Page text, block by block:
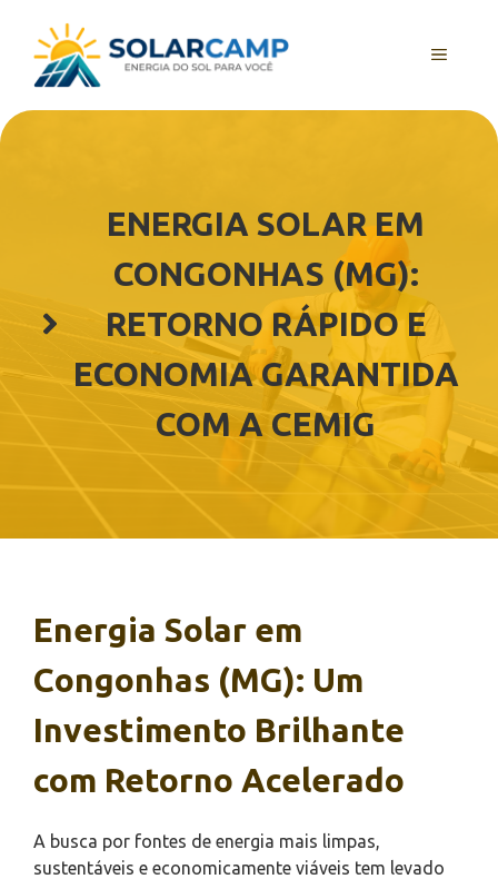
conteúdo
MENU
ENERGIA SOLAR EM
CONGONHAS (MG):
RETORNO RÁPIDO E
ECONOMIA GARANTIDA
COM A CEMIG
Energia Solar em
Congonhas (MG): Um
Investimento Brilhante
com Retorno Acelerado
A busca por fontes de energia mais limpas,
sustentáveis e economicamente viáveis tem levado